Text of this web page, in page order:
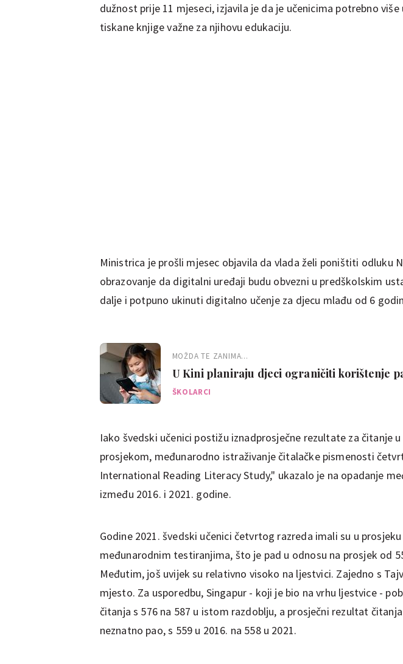
dužnost prije 11 mjeseci, izjavila je da je učenicima potrebno više
tiskane knjige važne za njihovu edukaciju.
Ministrica je prošli mjesec objavila da vlada želi poništiti odluku
obrazovanje da digitalni uređaji budu obvezni u predškolskim
dalje i potpuno ukinuti digitalno učenje za djecu mlađu od 6
MOŽDA TE ZANIMA...
U Kini planiraju djeci ograničiti korištenje
sat vremena dnevno
ŠKOLARCI
Iako švedski učenici postižu iznadprosječne rezultate za čitanje
prosjekom, međunarodno istraživanje čitalačke pismenosti
International Reading Literacy Study," ukazalo je na opadanje
između 2016. i 2021. godine.
Godine 2021. švedski učenici četvrtog razreda imali su u
međunarodnim testiranjima, što je pad u odnosu na prosjek od
Međutim, još uvijek su relativno visoko na ljestvici. Zajedno s
mjesto. Za usporedbu, Singapur - koji je bio na vrhu ljestvice -
čitanja s 576 na 587 u istom razdoblju, a prosječni rezultat
neznatno pao, s 559 u 2016. na 558 u 2021.